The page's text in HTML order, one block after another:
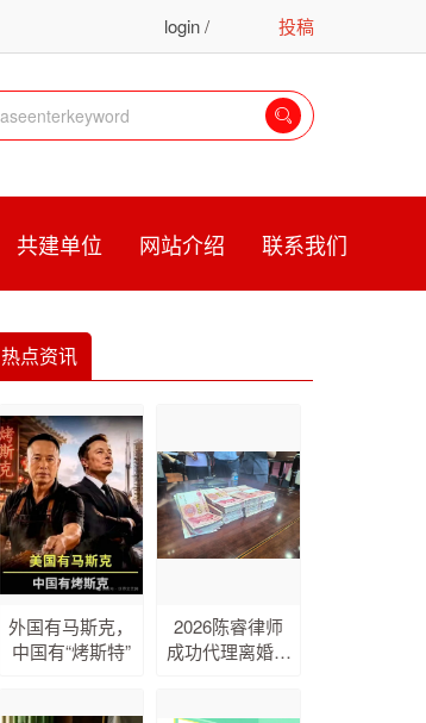
login/
投稿
共建单位 网站介绍 联系我们
热点资讯
外国有马斯克，
中国有“烤斯特”
2026陈睿律师
成功代理离婚案